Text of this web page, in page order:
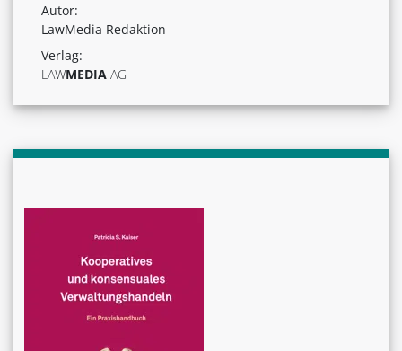
Autor:
LawMedia Redaktion
Verlag:
LAWMEDIA AG